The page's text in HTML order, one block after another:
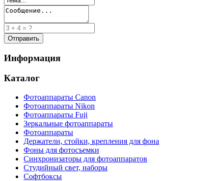
Информация
Каталог
Фотоаппараты Canon
Фотоаппараты Nikon
Фотоаппараты Fuji
Зеркальные фотоаппараты
Фотоаппараты
Держатели, стойки, крепления для фона
Фоны для фотосъемки
Синхронизаторы для фотоаппаратов
Студийный свет, наборы
Софтбоксы